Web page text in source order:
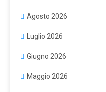
Agosto 2026
Luglio 2026
Giugno 2026
Maggio 2026